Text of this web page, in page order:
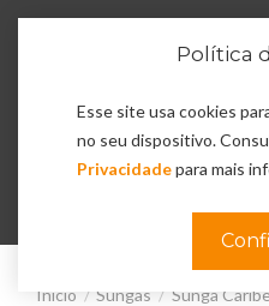
Política
Esse site usa cookies
no seu dispositivo.
Privacidadepara mais
Sungas Sunga